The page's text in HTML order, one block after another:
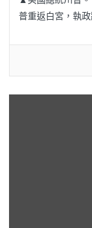
普重返白宮，執